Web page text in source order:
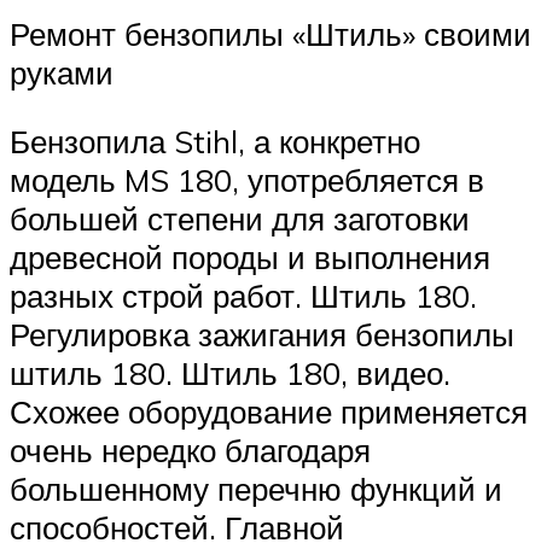
Ремонт бензопилы «Штиль» своими
руками
Бензопила Stihl, а конкретно
модель MS 180, употребляется в
большей степени для заготовки
древесной породы и выполнения
разных строй работ. Штиль 180.
Регулировка зажигания бензопилы
штиль 180. Штиль 180, видео.
Схожее оборудование применяется
очень нередко благодаря
большенному перечню функций и
способностей. Главной